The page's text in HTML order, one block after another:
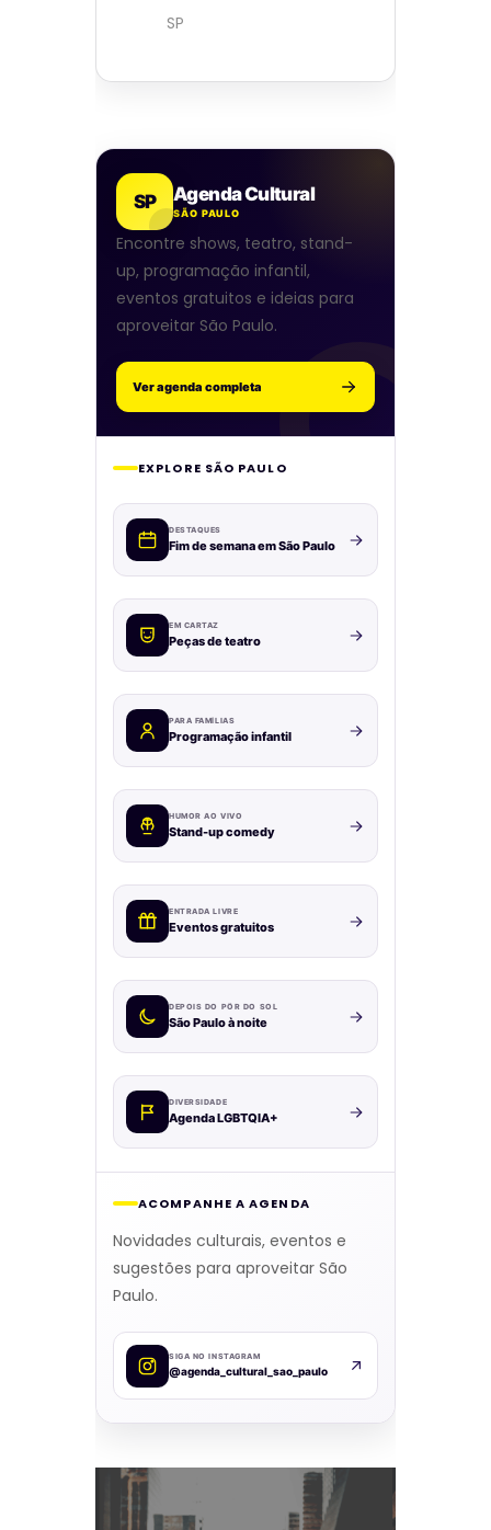
SP
SP Agenda Cultural
SÃO PAULO
Encontre shows, teatro, stand-
up, programação infantil,
eventos gratuitos e ideias para
aproveitar São Paulo.
Ver agenda completa
EXPLORE SÃO PAULO
DESTAQUES
Fim de semana em São Paulo
EM CARTAZ
Peças de teatro
PARA FAMÍLIAS
Programação infantil
HUMOR AO VIVO
Stand-up comedy
ENTRADA LIVRE
Eventos gratuitos
DEPOIS DO PÔR DO SOL
São Paulo à noite
DIVERSIDADE
Agenda LGBTQIA+
ACOMPANHE A AGENDA
Novidades culturais, eventos e
sugestões para aproveitar São
Paulo.
SIGA NO INSTAGRAM
@agenda_cultural_sao_paulo